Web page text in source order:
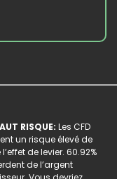
RISQUE: Les CFD
un risque élevé de
de levier. 60.92%
de l’argent